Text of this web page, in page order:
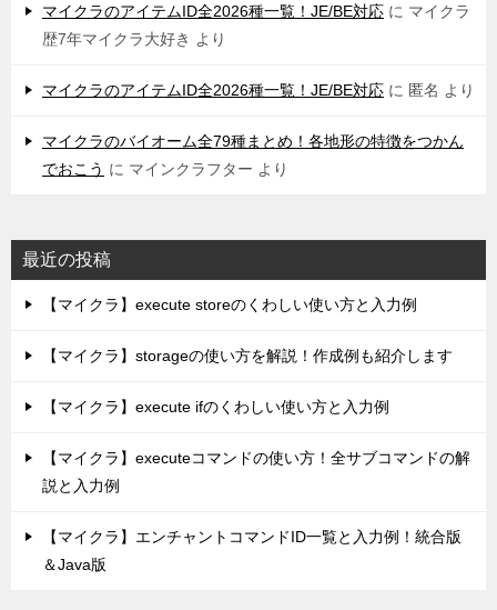
マイクラのアイテムID全2026種一覧！JE/BE対応 に マイクラ
歴7年マイクラ大好き より
マイクラのアイテムID全2026種一覧！JE/BE対応 に 匿名 より
マイクラのバイオーム全79種まとめ！各地形の特徴をつかん
でおこう に マインクラフター より
最近の投稿
【マイクラ】execute storeのくわしい使い方と入力例
【マイクラ】storageの使い方を解説！作成例も紹介します
【マイクラ】execute ifのくわしい使い方と入力例
【マイクラ】executeコマンドの使い方！全サブコマンドの解
説と入力例
【マイクラ】エンチャントコマンドID一覧と入力例！統合版
＆Java版